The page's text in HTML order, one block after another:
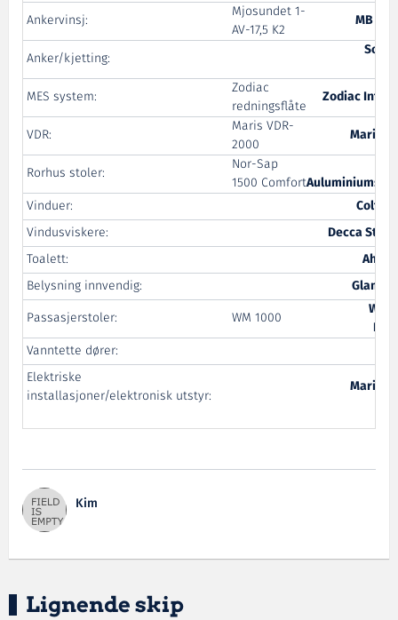
Ankervinsj:
Mjosundet 1-
AV-17,5 K2
MB
Anker/kjetting:
MES system:
Zodiac
redningsflåte
Zodiac
VDR:
Maris VDR-
2000
Maritim
Rorhus stoler:
Nor-Sap
1500 Comfort
Vinduer:
Colt
Vindusviskere:
Decca
Toalett:
Belysning innvendig:
Passasjerstoler:
WM 1000
Vanntette dører:
Elektriske
installasjoner/elektronisk utstyr:
Maritim
Kim
Lignende skip